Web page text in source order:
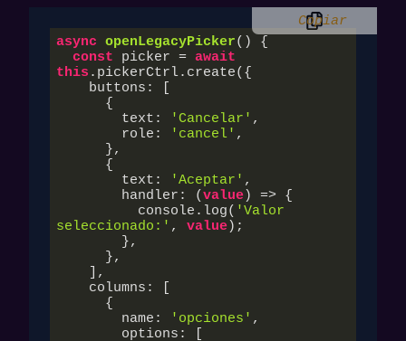
Copiar
async openLegacyPicker( )
{
const picker = await
this .pickerCtrl.create({
        text:
'Cancelar' ,
        role:
'cancel' ,
        text:
'Aceptar' ,
        handler: (
value) => {
          console.log(
'Valor
seleccionado:' , value);
        name:
'opciones' ,